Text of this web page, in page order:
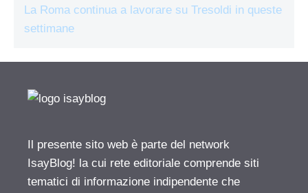
La Roma continua a lavorare su Tresoldi in queste
settimane
Il presente sito web è parte del network
IsayBlog! la cui rete editoriale comprende siti
tematici di informazione indipendente che